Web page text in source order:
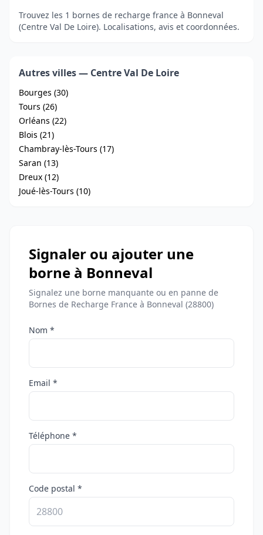
Trouvez les 1 bornes de recharge france à Bonneval
(Centre Val De Loire). Localisations, avis et coordonnées.
Autres villes — Centre Val De Loire
Bourges (30)
Tours (26)
Orléans (22)
Blois (21)
Chambray-lès-Tours (17)
Saran (13)
Dreux (12)
Joué-lès-Tours (10)
Signaler ou ajouter une
borne à Bonneval
Signalez une borne manquante ou en panne de
Bornes de Recharge France à Bonneval (28800)
Nom *
Email *
Téléphone *
Code postal *